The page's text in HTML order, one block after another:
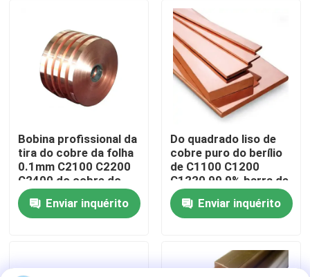
Controle de qualidade
Contacte-nos
Notícias
Casos
Folhas de aço inoxidável
Bobina profissional da
tira do cobre da folha
0.1mm C2100 C2200
C2400 do cobre do
fornecedor
Enviar inquérito
Do quadrado liso de
cobre puro do berílio
de C1100 C1200
C1220 99,9% barra de
cobre contínua
Enviar inquérito